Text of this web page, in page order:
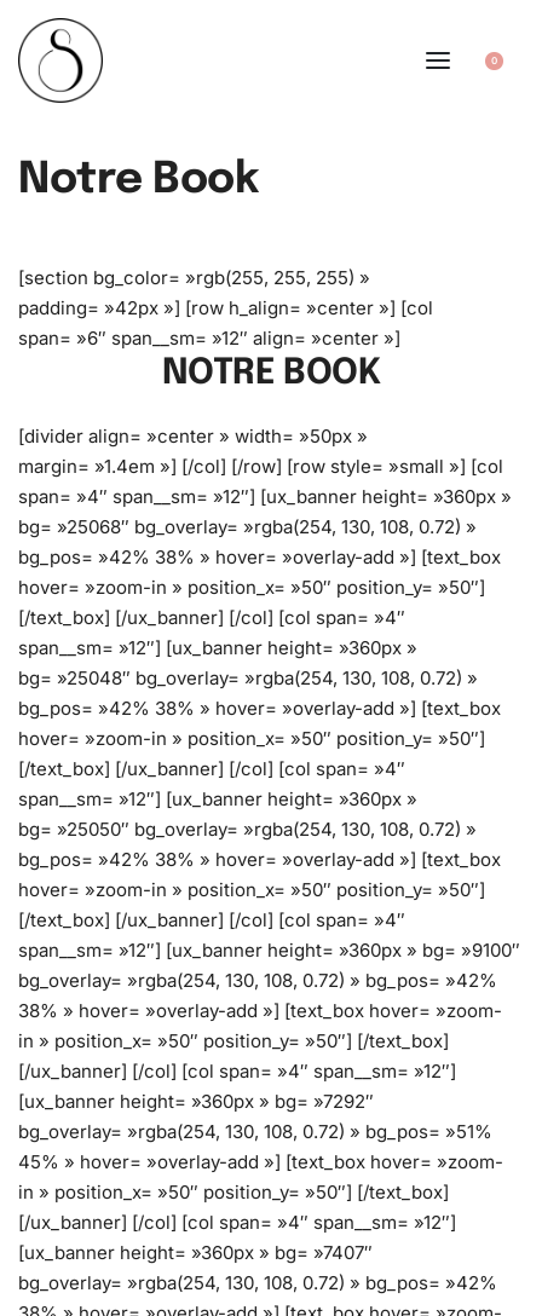
0
Notre Book
[section bg_color= »rgb(255, 255, 255) »
padding= »42px »] [row h_align= »center »] [col
span= »6″ span__sm= »12″ align= »center »]
NOTRE BOOK
[divider align= »center » width= »50px »
margin= »1.4em »] [/col] [/row] [row style= »small »] [col
span= »4″ span__sm= »12″] [ux_banner height= »360px »
bg= »25068″ bg_overlay= »rgba(254, 130, 108, 0.72) »
bg_pos= »42% 38% » hover= »overlay-add »] [text_box
hover= »zoom-in » position_x= »50″ position_y= »50″]
[/text_box] [/ux_banner] [/col] [col span= »4″
span__sm= »12″] [ux_banner height= »360px »
bg= »25048″ bg_overlay= »rgba(254, 130, 108, 0.72) »
bg_pos= »42% 38% » hover= »overlay-add »] [text_box
hover= »zoom-in » position_x= »50″ position_y= »50″]
[/text_box] [/ux_banner] [/col] [col span= »4″
span__sm= »12″] [ux_banner height= »360px »
bg= »25050″ bg_overlay= »rgba(254, 130, 108, 0.72) »
bg_pos= »42% 38% » hover= »overlay-add »] [text_box
hover= »zoom-in » position_x= »50″ position_y= »50″]
[/text_box] [/ux_banner] [/col] [col span= »4″
span__sm= »12″] [ux_banner height= »360px » bg= »9100″
bg_overlay= »rgba(254, 130, 108, 0.72) » bg_pos= »42%
38% » hover= »overlay-add »] [text_box hover= »zoom-
in » position_x= »50″ position_y= »50″] [/text_box]
[/ux_banner] [/col] [col span= »4″ span__sm= »12″]
[ux_banner height= »360px » bg= »7292″
bg_overlay= »rgba(254, 130, 108, 0.72) » bg_pos= »51%
45% » hover= »overlay-add »] [text_box hover= »zoom-
in » position_x= »50″ position_y= »50″] [/text_box]
[/ux_banner] [/col] [col span= »4″ span__sm= »12″]
[ux_banner height= »360px » bg= »7407″
bg_overlay= »rgba(254, 130, 108, 0.72) » bg_pos= »42%